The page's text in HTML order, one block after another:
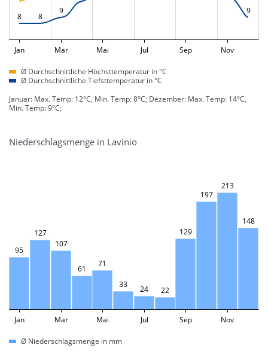
8 8
9 9
Jan Mar Mai Jul Sep Nov
Ø Durchschnittliche Höchsttemperatur in °C
Ø Durchschnittliche Tiefsttemperatur in °C
Januar: Max. Temp: 12°C, Min. Temp: 8°C; Dezember: Max. Temp: 14°C,
Min. Temp: 9°C;
Niederschlagsmenge in Lavinio
95
127
107
61
71
33 24 22
129
197
213
148
Jan Mar Mai Jul Sep Nov
Ø Niederschlagsmenge in mm